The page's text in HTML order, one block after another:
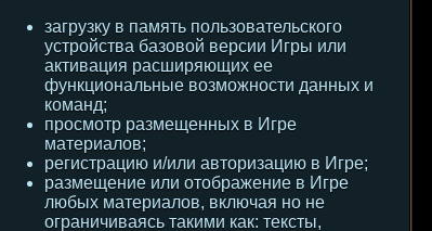
загрузку в память пользовательского
устройства базовой версии Игры или
активация расширяющих ее
функциональные возможности данных и
команд;
просмотр размещенных в Игре
материалов;
регистрацию и/или авторизацию в Игре;
размещение или отображение в Игре
любых материалов, включая но не
ограничиваясь такими как: тексты,